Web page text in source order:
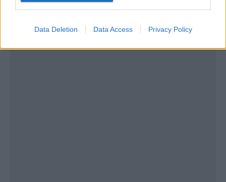
Data Deletion Data Access Privacy Policy